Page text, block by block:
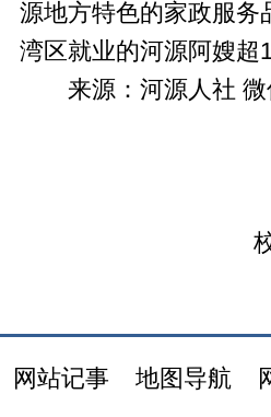
源地方特色的家政服务
湾区就业的河源阿嫂超1
来源：河源人社 微
网站记事 地图导航